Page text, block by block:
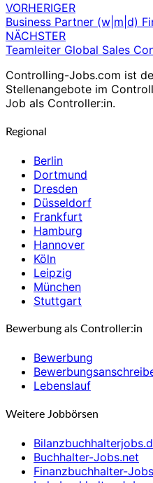
Beitragsnavigation
VORHERIGER
Business Partner (w|m|d)
NÄCHSTER
Teamleiter Global Sales
Controlling-Jobs.com ist
Stellenangebote im
Job als Controller:in.
Regional
Berlin
Dortmund
Dresden
Düsseldorf
Frankfurt
Hamburg
Hannover
Köln
Leipzig
München
Stuttgart
Bewerbung als Controller:in
Bewerbung
Lebenslauf
Weitere Jobbörsen
Buchhalter-Jobs.net
Finanzbuchhalter-